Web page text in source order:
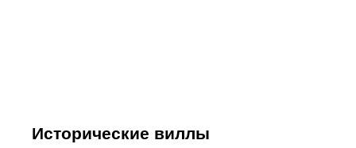
Исторические виллы